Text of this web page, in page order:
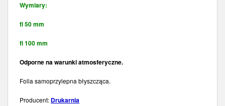
Wymiary:
fi 50 mm
fi 100 mm
Odporne na warunki atmosferyczne.
Folia samoprzylepna błyszcząca.
Producent: Drukarnia